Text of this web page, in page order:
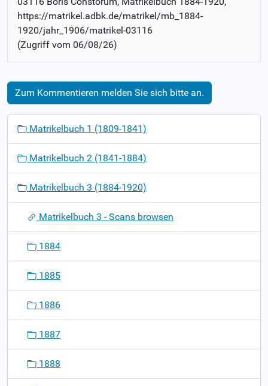
https://matrikel.adbk.de/matrikel/mb_1884-
1920/jahr_1906/matrikel-03116
(Zugriff vom 06/08/26)
Zum Kommentieren melden Sie sich bitte an.
o
Matrikelbuch 1 (1809-1841)
Matrikelbuch 2 (1841-1884)
Matrikelbuch 3 (1884-1920)
Matrikelbuch 3 - Scans browsen
1884
1885
1886
1887
1888